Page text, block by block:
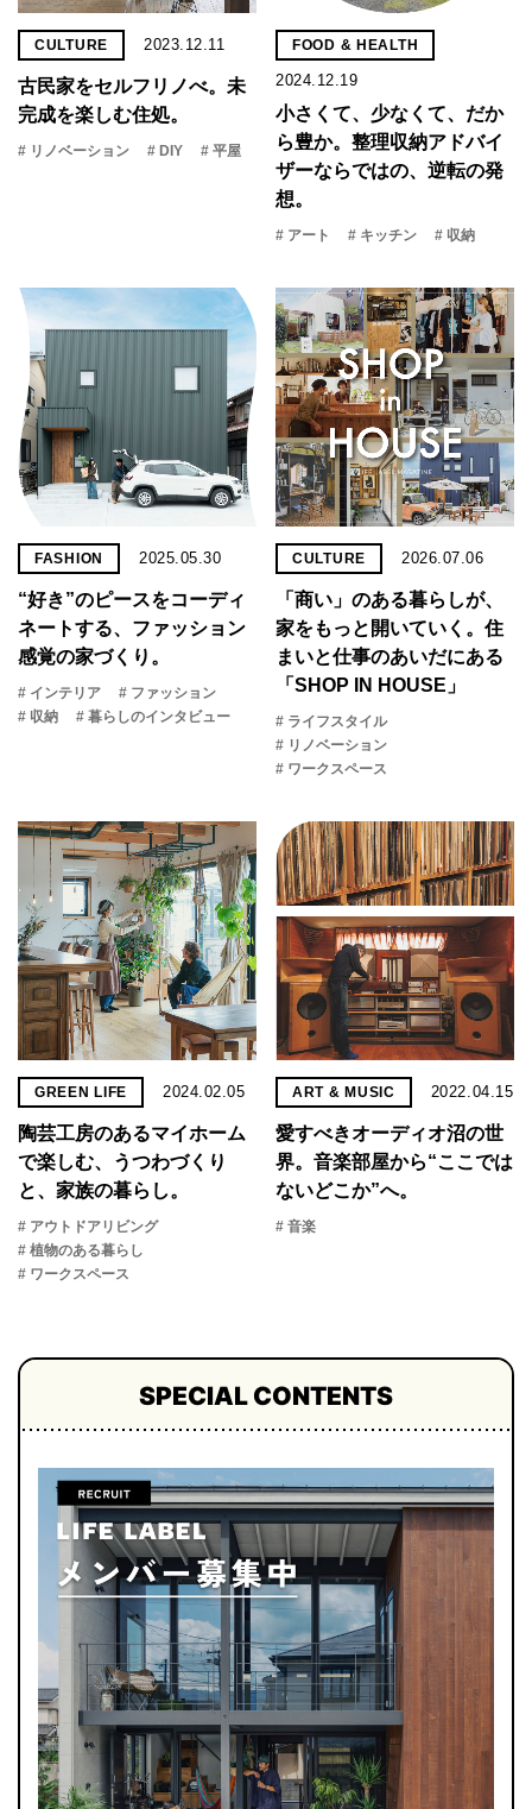
CULTURE 2023.12.11
古民家をセルフリノべ。未
完成を楽しむ住処。
# リノベーション # DIY # 平屋
FOOD & HEALTH
2024.12.19
小さくて、少なくて、だか
ら豊か。整理収納アドバイ
ザーならではの、逆転の発
想。
# アート # キッチン # 収納
FASHION 2025.05.30
“好き”のピースをコーディ
ネートする、ファッション
感覚の家づくり。
# インテリア
# ファッション
# 収納
# 暮らしのインタビュー
CULTURE 2026.07.06
「商い」の​ある​暮らしが、​
家を​もっと​開いていく。​住
まいと​仕事の​あいだに​ある​
「SHOP IN HOUSE」
# ライフスタイル
# リノベーション
# ワークスペース
GREEN LIFE 2024.02.05
陶芸工房のあるマイホーム
で楽しむ、うつわづくり
と、家族の暮らし。
# アウトドアリビング
# 植物のある暮らし
# ワークスペース
ART & MUSIC 2022.04.15
愛すべきオーディオ沼の世
界。音楽部屋から“ここでは
ないどこか”へ。
# 音楽
SPECIAL CONTENTS